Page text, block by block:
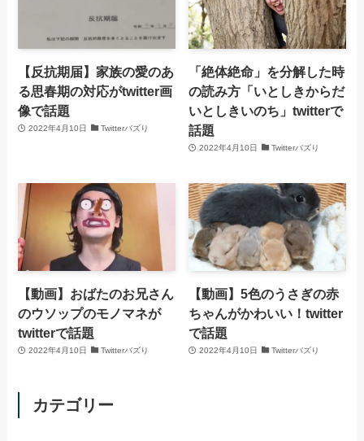
【反抗期届】家族の愛のあ
る思春期の対応がtwitter画
像で話題
2022年4月10日 Twitterバズり
「絶体絶命」を分解した時
の読み方「いとしきからだ
いとしきいのち」twitterで
話題
2022年4月10日 Twitterバズり
【動画】おばたのお兄さん
のウソップのモノマネが
twitterで話題
2022年4月10日 Twitterバズり
【動画】5色のうさぎの赤
ちゃんがかわいい！twitter
で話題
2022年4月10日 Twitterバズり
カテゴリー